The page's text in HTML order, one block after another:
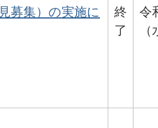
募集）の実施に
終
了
令